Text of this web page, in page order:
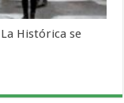
Histórica se